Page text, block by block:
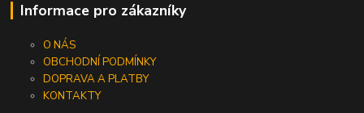
Informace pro zákazníky
O NÁS
OBCHODNÍ PODMÍNKY
DOPRAVA A PLATBY
KONTAKTY